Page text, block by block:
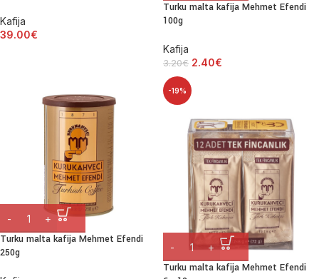
Kafija
39.00€
Turku malta kafija Mehmet Efendi
100g
Kafija
3.20€ 2.40€
Turku malta kafija Mehmet Efendi
250g
-19%
Turku malta kafija Mehmet Efendi